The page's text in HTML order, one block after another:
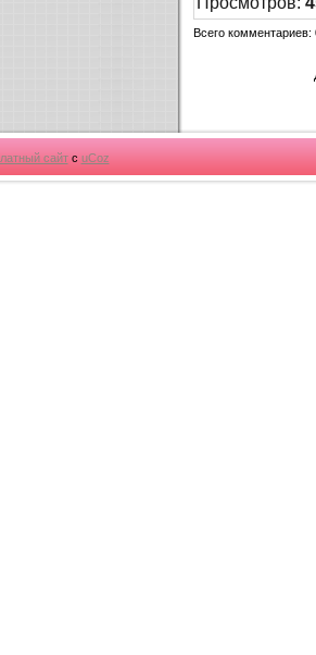
Всего комментариев:
сайтс uCoz